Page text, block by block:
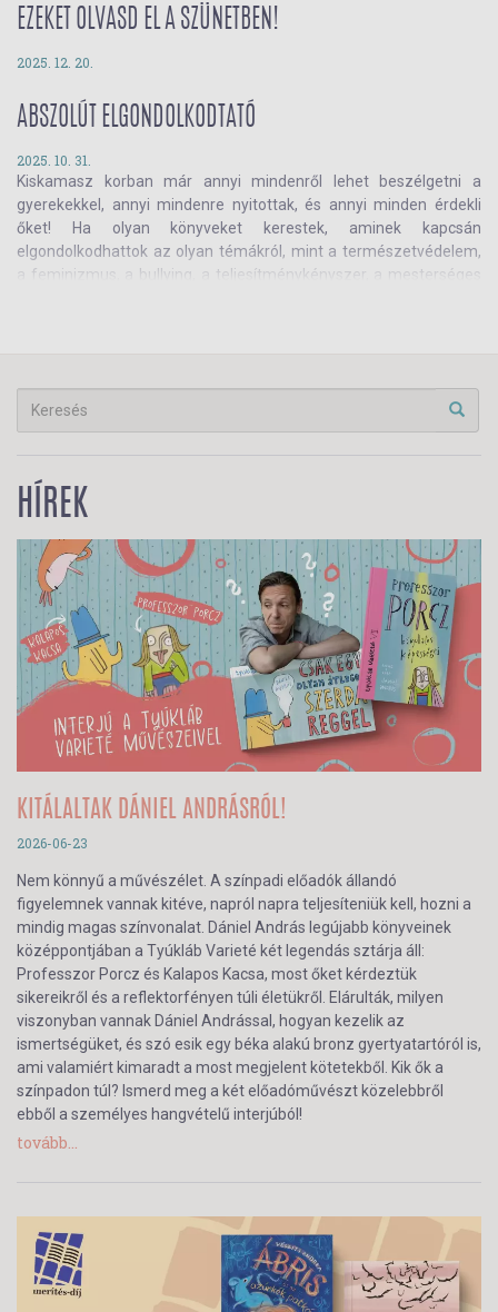
AzAbszolút töri sorozat pont ebben segít: olvasd el, hogyan!
EZEKET OLVASD EL A SZÜNETBEN!
2025. 12. 20.
ABSZOLÚT ELGONDOLKODTATÓ
2025. 10. 31.
Kiskamasz korban már annyi mindenről lehet beszélgetni a
gyerekekkel, annyi mindenre nyitottak, és annyi minden érdekli
őket! Ha olyan könyveket kerestek, aminek kapcsán
elgondolkodhattok az olyan témákról, mint a természetvédelem,
a feminizmus, a bullying, a teljesítménykényszer, a mesterséges
HÍREK
KITÁLALTAK DÁNIEL ANDRÁSRÓL!
2026-06-23
Nem könnyű a művészélet. A színpadi előadók állandó
figyelemnek vannak kitéve, napról napra teljesíteniük kell, hozni a
mindig magas színvonalat. Dániel András legújabb könyveinek
középpontjában a Tyúkláb Varieté két legendás sztárja áll:
Professzor Porcz és Kalapos Kacsa, most őket kérdeztük
sikereikről és a reflektorfényen túli életükről. Elárulták, milyen
viszonyban vannak Dániel Andrással, hogyan kezelik az
ismertségüket, és szó esik egy béka alakú bronz gyertyatartóról is,
ami valamiért kimaradt a most megjelent kötetekből. Kik ők a
színpadon túl? Ismerd meg a két előadóművészt közelebbről
ebből a személyes hangvételű interjúból!
tovább...